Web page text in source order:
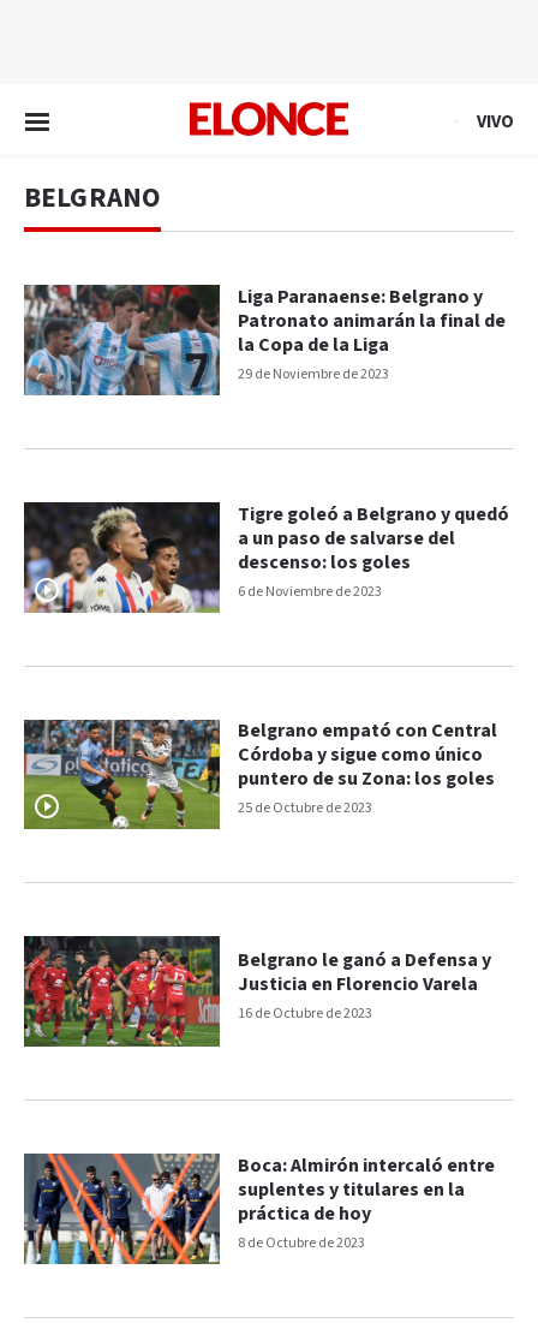
VIVO
BELGRANO
29 de Noviembre de 2023
Liga Paranaense: Belgrano y
Patronato animarán la final de
la Copa de la Liga
6 de Noviembre de 2023
Tigre goleó a Belgrano y quedó
a un paso de salvarse del
descenso: los goles
25 de Octubre de 2023
Belgrano empató con Central
Córdoba y sigue como único
puntero de su Zona: los goles
16 de Octubre de 2023
Belgrano le ganó a Defensa y
Justicia en Florencio Varela
8 de Octubre de 2023
Boca: Almirón intercaló entre
suplentes y titulares en la
práctica de hoy